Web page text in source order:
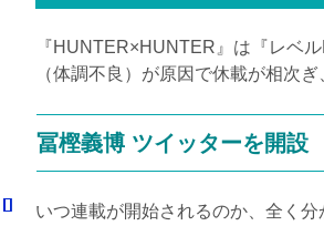
『HUNTER×HUNTER』は『レベ
（体調不良）が原因で休載が相次
冨樫義博 ツイッターを開設
いつ連載が開始されるのか、全く